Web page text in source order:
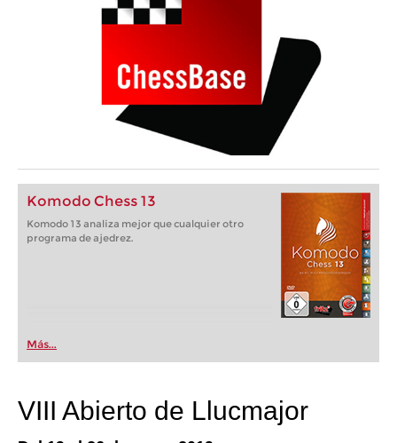
Komodo Chess 13
Komodo 13 analiza mejor que cualquier otro
programa de ajedrez.
Más...
VIII Abierto de Llucmajor